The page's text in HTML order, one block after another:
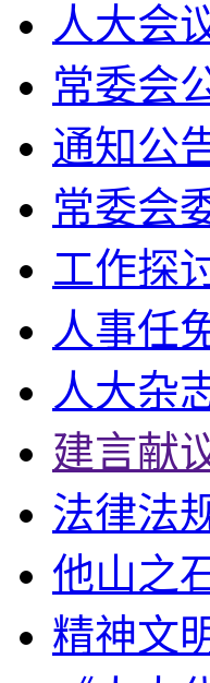
人大会
常委会
通知公
常委会
工作探
人事任
人大杂
建言献
法律法
他山之
精神文